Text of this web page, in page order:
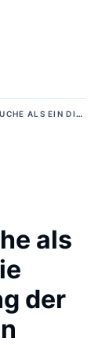
DER SUCHFUNKTION
als
der